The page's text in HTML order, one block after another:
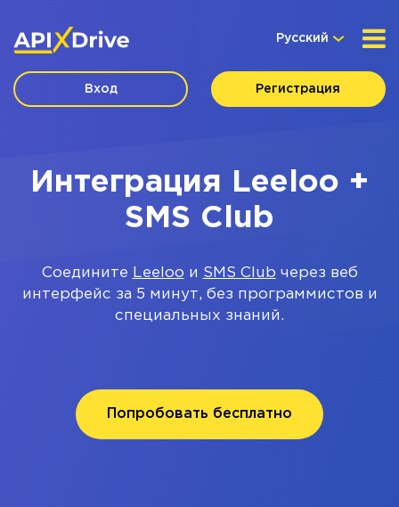
Русский
Вход Регистрация
Интеграция Leeloo +
SMS Club
Соедините Leeloo и SMS Club через веб
интерфейс за 5 минут, без программистов и
специальных знаний.
Попробовать бесплатно